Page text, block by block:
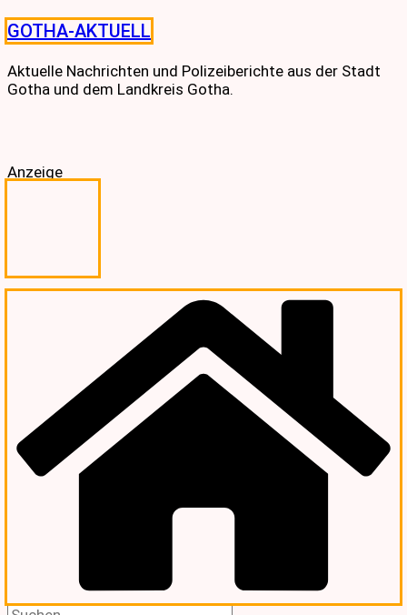
Skip
to
content
GOTHA-AKTUELL
Aktuelle Nachrichten und Polizeiberichte aus der Stadt
Gotha und dem Landkreis Gotha.
Anzeige